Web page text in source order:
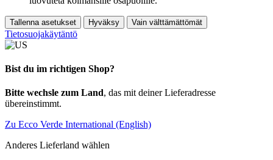
Tallenna asetukset Hyväksy Vain välttämättömät
Tietosuojakäytäntö
Bist du im richtigen Shop?
Bitte wechsle zum Land, das mit deiner Lieferadresse
übereinstimmt.
Zu Ecco Verde International (English)
Anderes Lieferland wählen